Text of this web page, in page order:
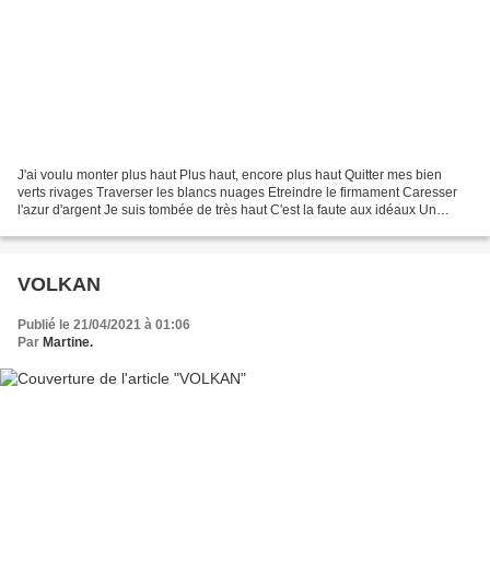
J'ai voulu monter plus haut Plus haut, encore plus haut Quitter mes bien
verts rivages Traverser les blancs nuages Etreindre le firmament Caresser
l'azur d'argent Je suis tombée de très haut C'est la faute aux idéaux Un
VOLKAN
Publié le 21/04/2021 à 01:06
Par Martine.